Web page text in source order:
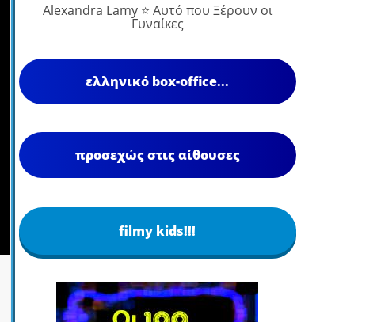
Alexandra Lamy ⭐ Αυτό που Ξέρουν οι
Γυναίκες
ελληνικό box-office...
προσεχώς στις αίθουσες
filmy kids!!!